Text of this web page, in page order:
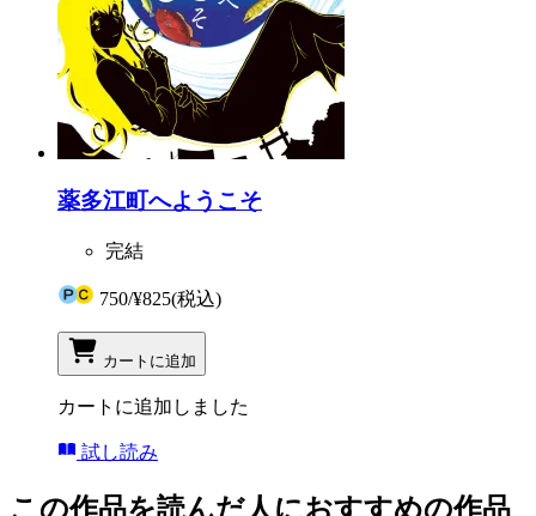
薬多江町へようこそ
完結
750/¥825(税込)
カートに追加
カートに追加しました
試し読み
この作品を読んだ人におすすめの作品